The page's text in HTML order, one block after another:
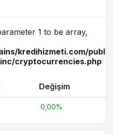
1 to be array,
kredihizmeti.com/
cryptocurrencies.php
Değişim
0,00%